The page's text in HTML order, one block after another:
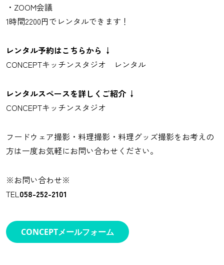
・ZOOM会議
1時間2200円でレンタルできます！
レンタル予約はこちらから ↓
CONCEPTキッチンスタジオ レンタル
レンタルスペースを詳しくご紹介 ↓
CONCEPTキッチンスタジオ
フードウェア撮影・料理撮影・料理グッズ撮影をお考えの
方は一度お気軽にお問い合わせください。
※お問い合わせ※
TEL058-252-2101
CONCEPTメールフォーム